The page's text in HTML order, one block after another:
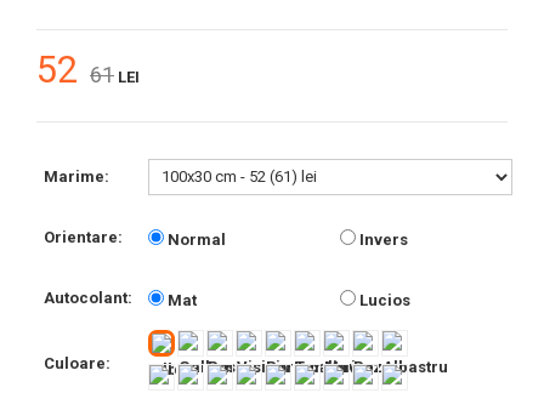
52 61 LEI
Marime:
Orientare: Normal Invers
Autocolant: Mat Lucios
Culoare: